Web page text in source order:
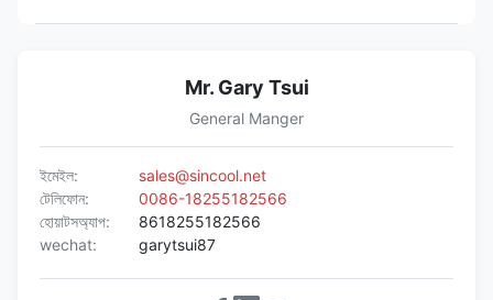
Mr. Gary Tsui
General Manger
ইমেইল:
sales@sincool.net
টেলিফোন:
0086-18255182566
হোয়াটসঅ্যাপ:
8618255182566
wechat:
garytsui87